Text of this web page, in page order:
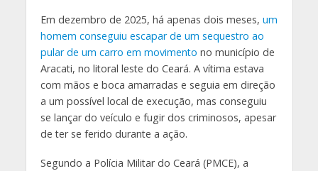
Em dezembro de 2025, há apenas dois meses, um
homem conseguiu escapar de um sequestro ao
pular de um carro em movimento no município de
Aracati, no litoral leste do Ceará. A vítima estava
com mãos e boca amarradas e seguia em direção
a um possível local de execução, mas conseguiu
se lançar do veículo e fugir dos criminosos, apesar
de ter se ferido durante a ação.
Segundo a Polícia Militar do Ceará (PMCE), a